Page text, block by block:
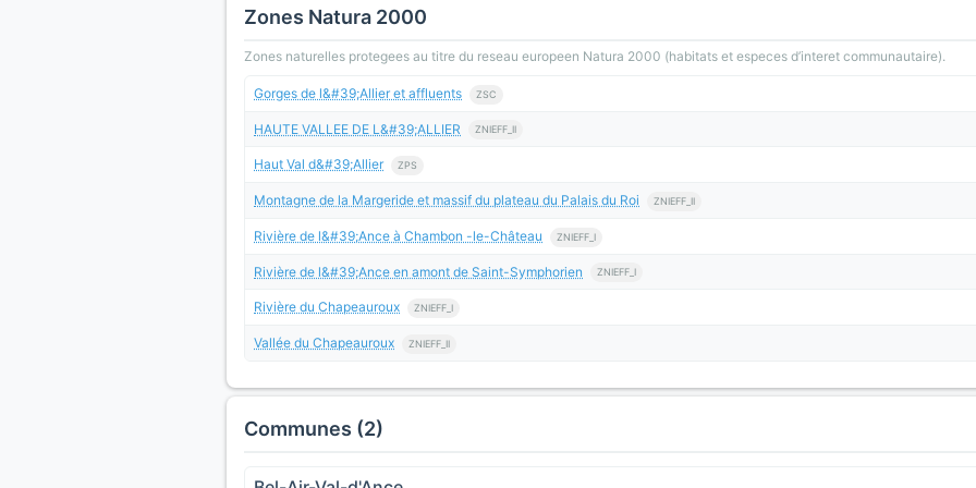
Zones Natura 2000
Zones naturelles protegees au titre du reseau europeen Natura 2000 (habitats et especes d’interet communautaire).
Gorges de l&#39;Allier et affluents ZSC
HAUTE VALLEE DE L&#39;ALLIER ZNIEFF_II
Haut Val d&#39;Allier ZPS
Montagne de la Margeride et massif du plateau du Palais du Roi ZNIEFF_II
Rivière de l&#39;Ance à Chambon -le-Château ZNIEFF_I
Rivière de l&#39;Ance en amont de Saint-Symphorien ZNIEFF_I
Rivière du Chapeauroux ZNIEFF_I
Vallée du Chapeauroux ZNIEFF_II
Communes (2)